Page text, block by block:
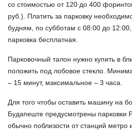
со стоимостью от 120 до 400
руб.). Платить за парковку
будням, по субботам с 08:00 до
парковка бесплатная.
Парковочный талон нужно купить в
положить под лобовое стекло.
– 15 минут, максимальное – 3 часа.
Для того чтобы оставить машину на
Будапеште предусмотрены парковки
обычно поблизости от станций метро